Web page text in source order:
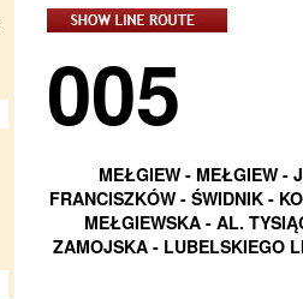
005
MEŁGIEW - MEŁGIEW -
FRANCISZKÓW - ŚWIDNIK -
MEŁGIEWSKA - AL.
ZAMOJSKA - LUBELSKIEGO